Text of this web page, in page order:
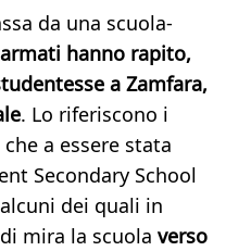
da una scuola-
hanno rapito,
a Zamfara,
. Lo riferiscono i
a essere stata
Secondary School
dei quali in
mira la scuola verso